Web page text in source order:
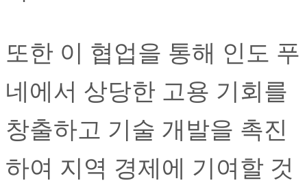
또한 이 협업을 통해 인도 푸
네에서 상당한 고용 기회를
창출하고 기술 개발을 촉진
하여 지역 경제에 기여할 것